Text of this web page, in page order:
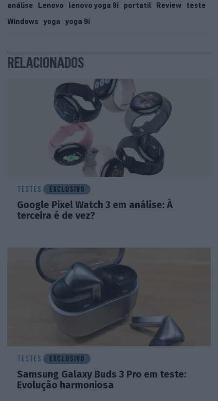
análise
Lenovo lenovo yoga 9i portatil Review
teste
Windows
yoga yoga 9i
RELACIONADOS
TESTES EXCLUSIVO
Google Pixel Watch 3 em análise: À
terceira é de vez?
TESTES EXCLUSIVO
Samsung Galaxy Buds 3 Pro em teste:
Evolução harmoniosa